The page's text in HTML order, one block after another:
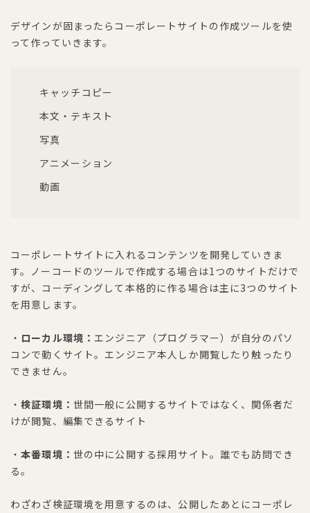
デザインが固まったらコーポレートサイトの作成ツールを使
って作っていきます。
キャッチコピー
本文・テキスト
写真
アニメーション
動画
コーポレートサイトに入れるコンテンツを開発していきま
す。ノーコードのツールで作成する場合は1つのサイトだけで
すが、コーディングして本格的に作る場合は主に3つのサイト
を用意します。
・ ローカル環境：エンジニア（プログラマー）が自分のパソ
コンで動くサイト。エンジニア本人しか閲覧したり触ったり
できません。
・検証環境： 世間一般に公開するサイトではなく、関係者だ
けが閲覧、編集できるサイト
・本番環境： 世の中に公開する採用サイト。誰でも訪問でき
る。
わざわざ検証環境を用意するのは、公開したあとにコーポレ